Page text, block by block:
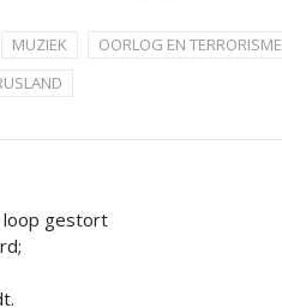
MUZIEK
OORLOG EN TERRORISME
loop gestort